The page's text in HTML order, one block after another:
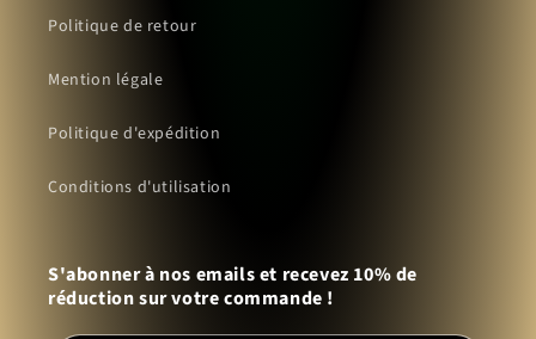
Politique de retour
Mention légale
Politique d'expédition
Conditions d'utilisation
S'abonner à nos emails et recevez 10% de
réduction sur votre commande !